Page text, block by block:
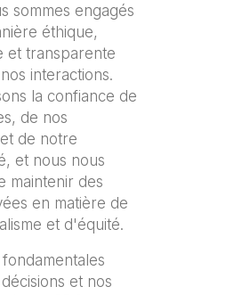
sommes engagés
éthique,
et transparente
interactions.
la confiance de
de nos
de notre
et nous nous
maintenir des
en matière de
et d'équité.
et nos